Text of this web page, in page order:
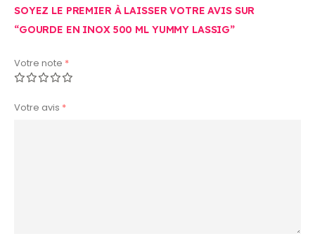
SOYEZ LE PREMIER À LAISSER VOTRE AVIS SUR
“GOURDE EN INOX 500 ML YUMMY LASSIG”
Votre note *
Votre avis *